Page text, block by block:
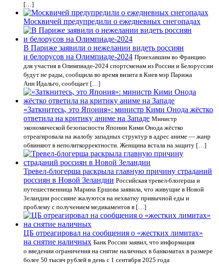
[…]
Москвичей предупредили о ежедневных снегопадах
В Париже заявили о нежелании видеть россиян
и белорусов на Олимпиаде-2024 Приехавшим во Францию
для участия в Олимпиаде-2024 спортсменам из России и Белоруссии
будут не рады, сообщила во время визита в Киев мэр Парижа
Анн Идальго, сообщает […]
«Заткнитесь, это Япония»: министр Кими Онода жёстко
ответила на критику аниме на Западе Министр
экономической безопасности Японии Кими Онода жёстко
отреагировала на жалобу западных структур в адрес аниме — жанр
обвиняют в неполиткорректности. Женщина встала на защиту […]
Тревел-блогерша раскрыла главную причину страданий
россиян в Новой Зеландии Российская тревел-блогерша и
путешественница Марина Ершова заявила, что живущие в Новой
Зеландии россияне жалуются на нехватку привычной еды и
проблему с получением медикаментов в […]
ЦБ отреагировал на сообщения о «жестких лимитах»
на снятие наличных Банк России заявил, что информация
о введении ограничения на снятие наличных в банкоматах в размере
более 50 тысяч рублей в день с 1 сентября 2025 года